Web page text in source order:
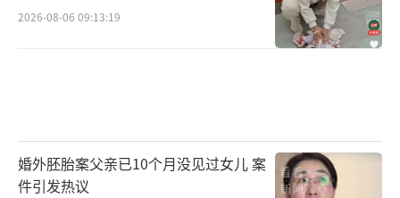
2026-08-06 09:13:19
婚外胚胎案父亲已10个月没见过女儿 案
件引发热议